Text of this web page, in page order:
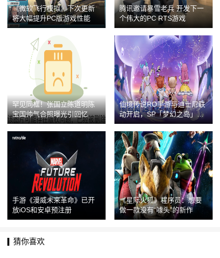
《微软飞行模拟》下次更新
将大幅提升PC版游戏性能
腾讯邀请暴雪老兵 开发下一
个伟大的PC RTS游戏
罕见同框！张国立陈道明陈
宝国帅气合照曝光引回忆
仙境传说RO手游与迪士尼联
动开启，SP「梦幻之岛」同
步上线！
手游《漫威未来革命》已开
放iOS和安卓预注册
《星际火狐》程序员：想要
做一款没有“噱头”的新作
猜你喜欢